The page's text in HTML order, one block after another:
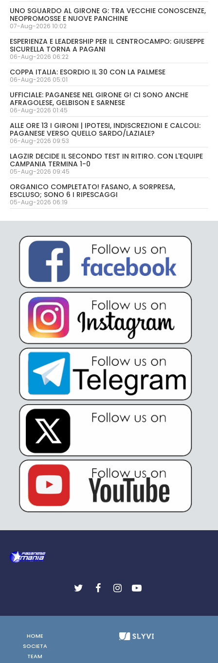
UNO SGUARDO AL GIRONE G: TRA VECCHIE CONOSCENZE,
NEOPROMOSSE E NUOVE PANCHINE
07-Aug-2026 10:02
ESPERIENZA E LEADERSHIP PER IL CENTROCAMPO: GIUSEPPE
SICURELLA TORNA A PAGANI
06-Aug-2026 06:22
COPPA ITALIA: ESORDIO IL 30 CON LA PALMESE
06-Aug-2026 05:01
UFFICIALE: PAGANESE NEL GIRONE G! CI SONO ANCHE
AFRAGOLESE, GELBISON E SARNESE
06-Aug-2026 01:45
ALLE ORE 13 I GIRONI | IPOTESI, INDISCREZIONI E CALCOLI:
PAGANESE VERSO QUELLO SARDO/LAZIALE?
06-Aug-2026 09:53
LAGZIR DECIDE IL SECONDO TEST IN RITIRO. CON L'EQUIPE
CAMPANIA TERMINA 1-0
05-Aug-2026 09:45
ORGANICO COMPLETATO! FASANO, A SORPRESA,
ESCLUSO; SONO 6 I RIPESCAGGI
05-Aug-2026 06:19
HOME
SOCIETA
TEAM